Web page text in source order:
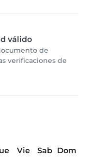
válido
de
verificaciones de
Vie Sab
Dom